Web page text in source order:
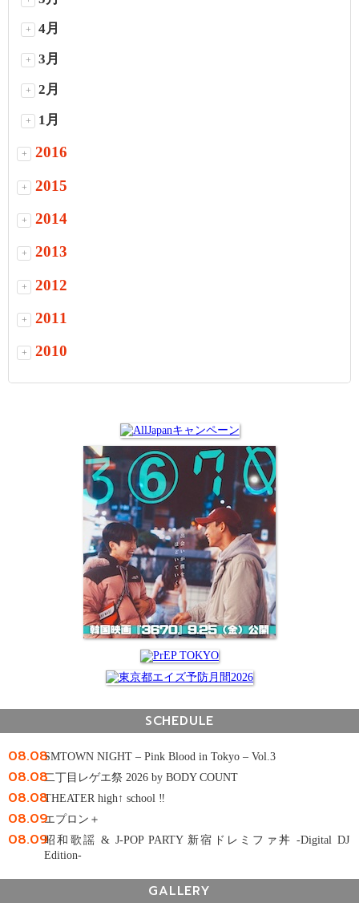
+ 4月
+ 3月
+ 2月
+ 1月
+ 2016
+ 2015
+ 2014
+ 2013
+ 2012
+ 2011
+ 2010
SCHEDULE
08.08SMTOWN NIGHT – Pink Blood in Tokyo – Vol.3
08.08二丁目レゲエ祭 2026 by BODY COUNT
08.08THEATER high↑ school ‼
08.09エプロン＋
08.09昭和歌謡 & J-POP PARTY 新宿ドレミファ丼 -Digital DJ
Edition-
GALLERY